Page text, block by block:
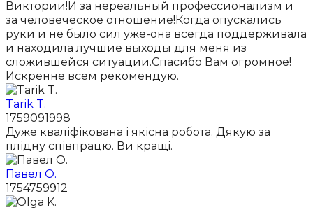
Виктории!И за нереальный профессионализм и
за человеческое отношение!Когда опускались
руки и не было сил уже-она всегда поддерживала
и находила лучшие выходы для меня из
сложившейся ситуации.Спасибо Вам огромное!
Искренне всем рекомендую.
Tarik T.
1759091998
Дуже кваліфікована і якісна робота. Дякую за
плідну співпрацю. Ви кращі.
Павел О.
1754759912